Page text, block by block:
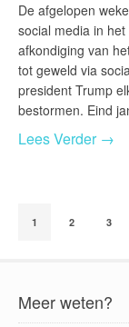
De afgelopen
social media in
afkondiging van
tot geweld via
president Trump
bestormen. Eind
Lees Verder →
1 2 3
Meer weten?